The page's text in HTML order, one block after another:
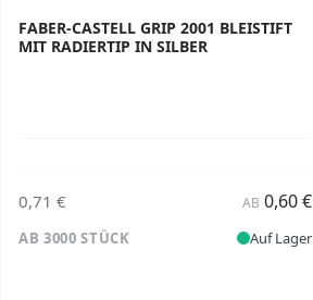
FABER-CASTELL GRIP 2001 BLEISTIFT
MIT RADIERTIP IN SILBER
0,71 € AB 0,60 €
AB 3000 STÜCK Auf Lager